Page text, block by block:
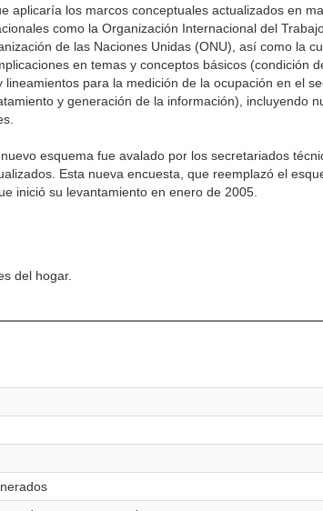
aplicaría los marcos conceptuales actualizados en
como la Organización Internacional del
de las Naciones Unidas (ONU), así como la
en temas y conceptos básicos (condición
para la medición de la ocupación en el
y generación de la información), incluyendo
esquema fue avalado por los secretariados
Esta nueva encuesta, que reemplazó el
inició su levantamiento en enero de 2005.
del hogar.